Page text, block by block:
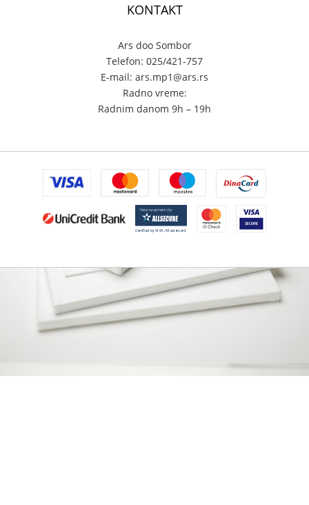
KONTAKT
Ars doo Sombor
Telefon: 025/421-757
E-mail: ars.mp1@ars.rs
Radno vreme:
Radnim danom 9h – 19h